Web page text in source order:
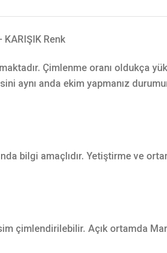
KARIŞIK Renk
Çimlenme oranı oldukça
aynı anda ekim yapmanız
bilgi amaçlıdır. Yetiştirme ve
çimlendirilebilir. Açık ortamda